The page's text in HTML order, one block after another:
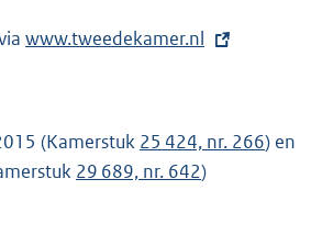
E
www.tweedekamer.nl
(Kamerstuk 25 424, nr. 266) en
29 689, nr. 642)